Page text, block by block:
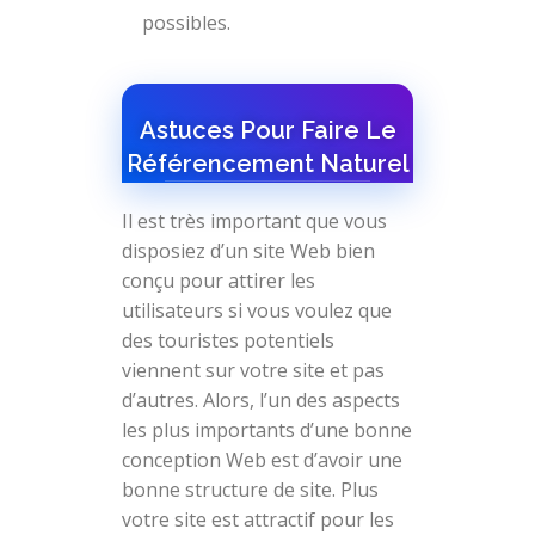
possibles.
Astuces Pour Faire Le
Référencement Naturel
Il est très important que vous
disposiez d’un site Web bien
conçu pour attirer les
utilisateurs si vous voulez que
des touristes potentiels
viennent sur votre site et pas
d’autres. Alors, l’un des aspects
les plus importants d’une bonne
conception Web est d’avoir une
bonne structure de site. Plus
votre site est attractif pour les